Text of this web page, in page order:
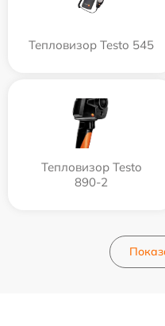
Тепловизор Testo 545
Тепловизор Testo
890-2